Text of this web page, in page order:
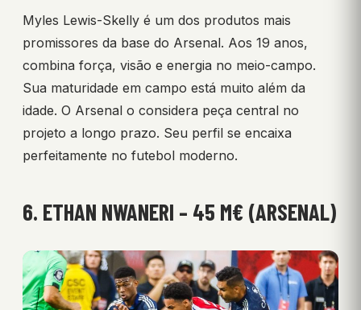
Myles Lewis-Skelly é um dos produtos mais
promissores da base do Arsenal. Aos 19 anos,
combina força, visão e energia no meio-campo.
Sua maturidade em campo está muito além da
idade. O Arsenal o considera peça central no
projeto a longo prazo. Seu perfil se encaixa
perfeitamente no futebol moderno.
6. ETHAN NWANERI – 45 M€ (ARSENAL)